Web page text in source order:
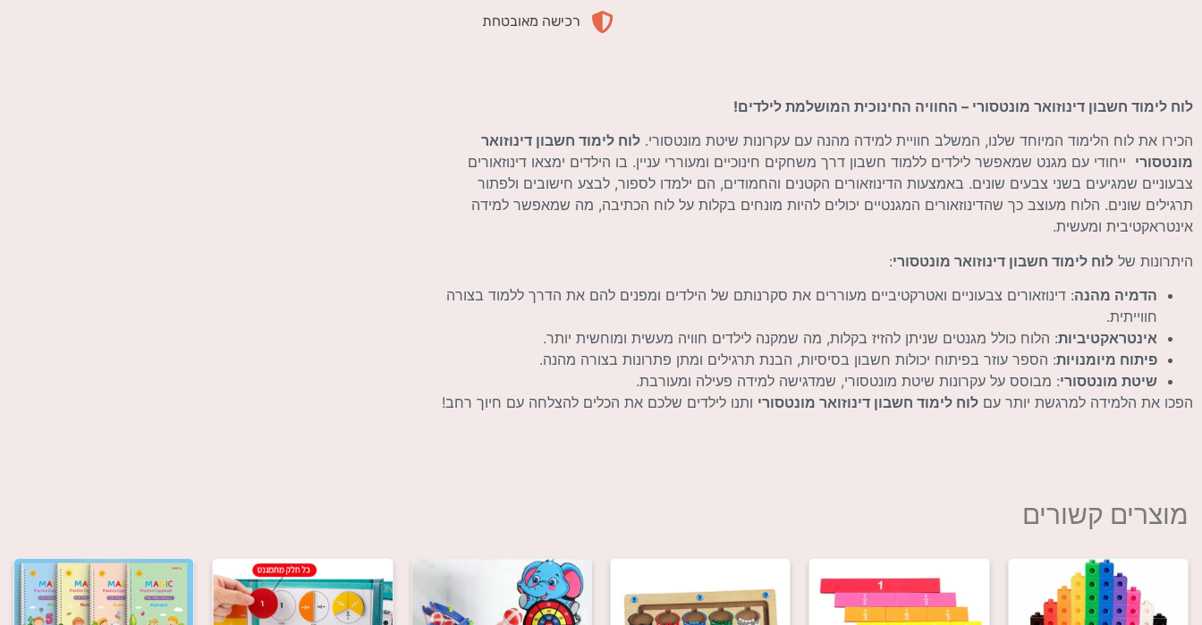
רכישה מאובטחת
לוח לימוד חשבון דינוזואר מונטסורי – החוויה החינוכית המושלמת לילדים!
הכירו את לוח הלימוד המיוחד שלנו, המשלב חוויית למידה מהנה עם עקרונות שיטת מונטסורי. לוח לימוד חשבון דינוזואר
מונטסורי ייחודי עם מגנט שמאפשר לילדים ללמוד חשבון דרך משחקים חינוכיים ומעוררי עניין. בו הילדים ימצאו דינוזאורים
צבעוניים שמגיעים בשני צבעים שונים. באמצעות הדינוזאורים הקטנים והחמודים, הם ילמדו לספור, לבצע חישובים ולפתור
תרגילים שונים. הלוח מעוצב כך שהדינוזאורים המגנטיים יכולים להיות מונחים בקלות על לוח הכתיבה, מה שמאפשר למידה
אינטראקטיבית ומעשית.
היתרונות של לוח לימוד חשבון דינוזואר מונטסורי:
הדמיה מהנה: דינוזאורים צבעוניים ואטרקטיביים מעוררים את סקרנותם של הילדים ומפנים להם את הדרך ללמוד בצורה
חווייתית.
אינטראקטיביות: הלוח כולל מגנטים שניתן להזיז בקלות, מה שמקנה לילדים חוויה מעשית ומוחשית יותר.
פיתוח מיומנויות: הספר עוזר בפיתוח יכולות חשבון בסיסיות, הבנת תרגילים ומתן פתרונות בצורה מהנה.
שיטת מונטסורי: מבוסס על עקרונות שיטת מונטסורי, שמדגישה למידה פעילה ומעורבת.
הפכו את הלמידה למרגשת יותר עם לוח לימוד חשבון דינוזואר מונטסורי ותנו לילדים שלכם את הכלים להצלחה עם חיוך רחב!
מוצרים קשורים